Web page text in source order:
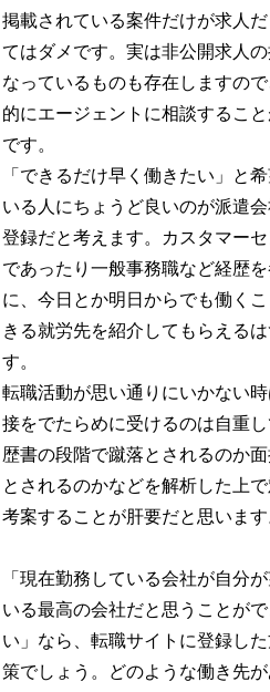
掲載されている案件だけが求人だ
てはダメです。実は非公開求人の
なっているものも存在しますの
的にエージェントに相談するこ
です。
「できるだけ早く働きたい」と
いる人にちょうど良いのが派遣
登録だと考えます。カスタマー
であったり一般事務職など経歴
に、今日とか明日からでも働く
きる就労先を紹介してもらえる
す。
転職活動が思い通りにいかない
接をでたらめに受けるのは自重
歴書の段階で蹴落とされるのか
とされるのかなどを解析した上
考案することが肝要だと思います
「現在勤務している会社が自分
いる最高の会社だと思うことが
い」なら、転職サイトに登録し
策でしょう。どのような働き先